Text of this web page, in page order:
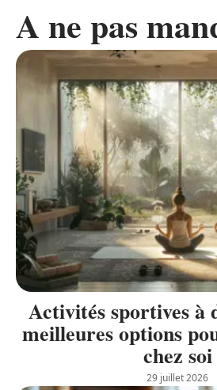
A ne pas
Activités sportives à
meilleures options
chez soi
29 juillet 2026